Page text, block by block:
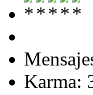
Karma: